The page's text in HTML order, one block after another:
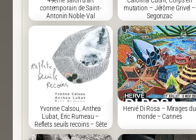
contemporain de Saint-
Antonin Noble-Val
mutation – Jérôme Grivel –
Segonzac
Yvonne Calsou, Anthea
Lubat, Eric Rumeau –
Reflets seuils recoins – Sète
Hervé Di Rosa – Mirages du
monde – Cannes